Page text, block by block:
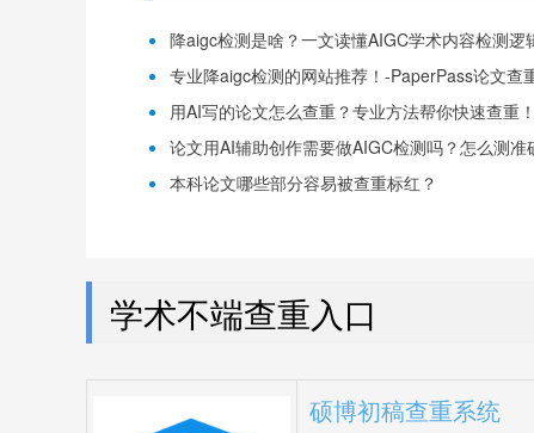
降aigc检测是啥？一文读懂AIGC学术内容检测
专业降aigc检测的网站推荐！-PaperPass论文查
用AI写的论文怎么查重？专业方法帮你快速查重
论文用AI辅助创作需要做AIGC检测吗？怎么测
本科论文哪些部分容易被查重标红？
学术不端查重入口
硕博初稿查重系统